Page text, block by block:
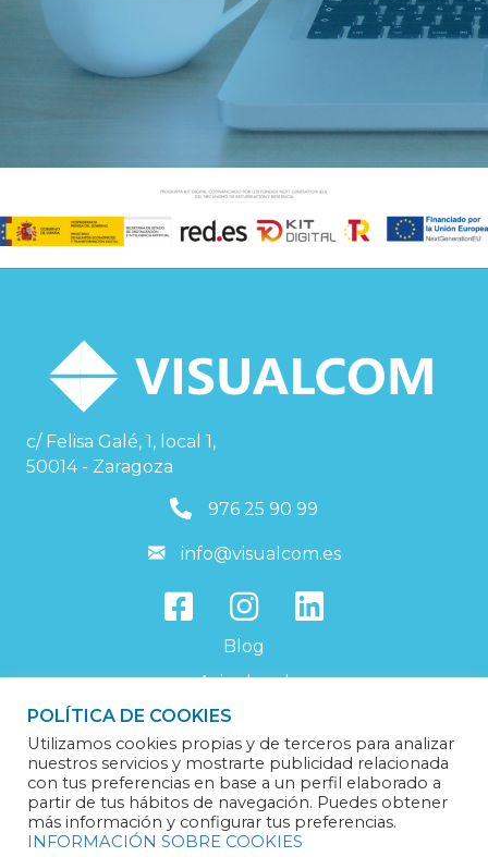
c/ Felisa Galé, 1, local 1,
50014 - Zaragoza
976259099
976 25 90 99
info@visualcom.es
info@visualcom.es
Blog
Aviso legal
Política de privacidad
Política de cookies
Trabaja con nosotros
POLÍTICA DE COOKIES
Utilizamos cookies propias y de terceros para analizar
nuestros servicios y mostrarte publicidad relacionada
con tus preferencias en base a un perfil elaborado a
partir de tus hábitos de navegación. Puedes obtener
más información y configurar tus preferencias.
INFORMACIÓN SOBRE COOKIES